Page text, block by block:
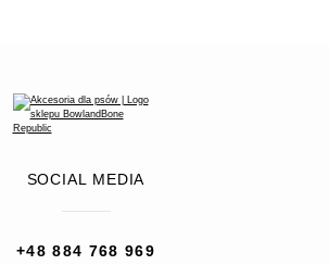
SOCIAL MEDIA
+48 884 768 969